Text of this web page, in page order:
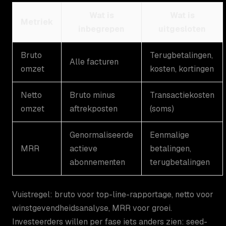
Bruto
omzet
Alle facturen
Terugbetalingen,
kosten, kortingen
Netto
omzet
Bruto minus
aftrekposten
Transactiekosten
(soms)
MRR
Genormaliseerde
actieve
abonnementen
Eenmalige
betalingen,
terugbetalingen
Vuistregel: bruto voor top-line-rapportage, netto voor
winstgevendheidsanalyse, MRR voor groei.
Investeerders willen per fase iets anders zien: seed-